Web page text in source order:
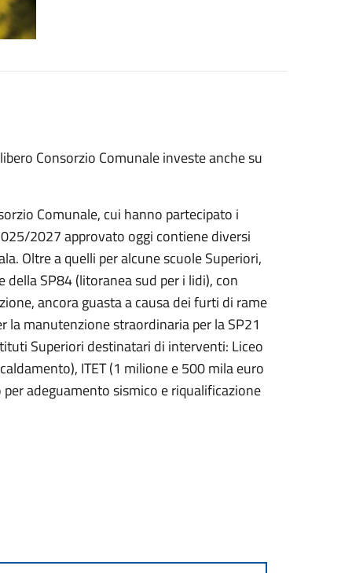
Consorzio Comunale investe anche su
Comunale, cui hanno partecipato i
2027 approvato oggi contiene diversi
Oltre a quelli per alcune scuole Superiori,
SP84 (litoranea sud per i lidi), con
ancora guasta a causa dei furti di rame
manutenzione straordinaria per la SP21
Superiori destinatari di interventi: Liceo
ITET (1 milione e 500 mila euro
adeguamento sismico e riqualificazione